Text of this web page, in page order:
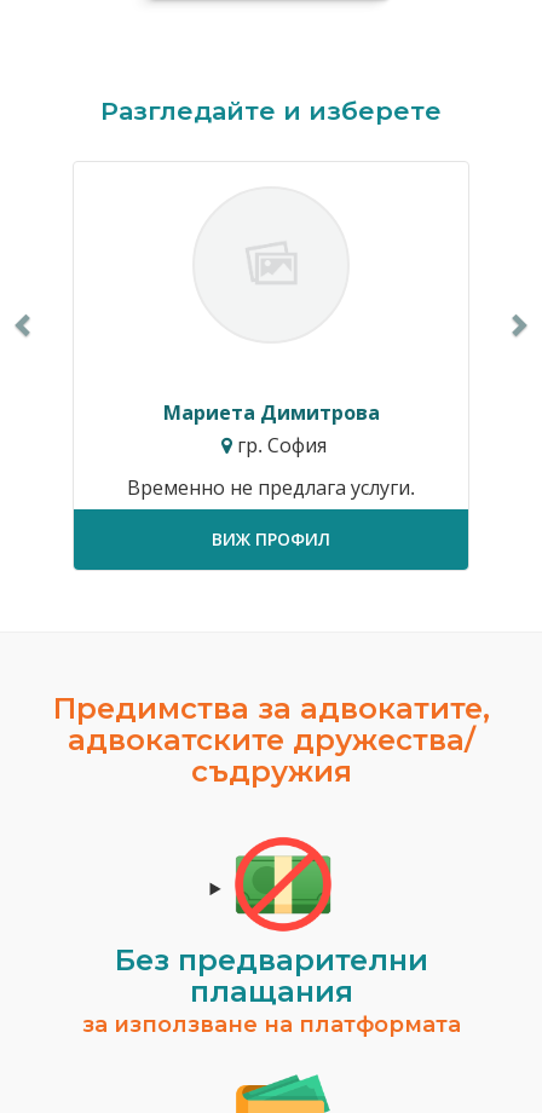
Разгледайте и изберете
Мариета Димитрова
гр. София
Временно не предлага услуги.
ВИЖ ПРОФИЛ
Предимства за адвокатите,
адвокатските дружества/
съдружия
Без предварителни
плащания
за използване на платформата